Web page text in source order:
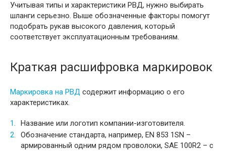
Учитывая типы и характеристики РВД, нужно выбирать
шланги серьезно. Выше обозначенные факторы помогут
подобрать рукав высокого давления, который
соответствует эксплуатационным требованиям.
Краткая расшифровка маркировок
Маркировка на РВД содержит информацию о его
характеристиках.
Название или логотип компании-изготовителя.
Обозначение стандарта, например, EN 853 1SN –
армированный одним рядом проволоки, SAE 100R2 – с